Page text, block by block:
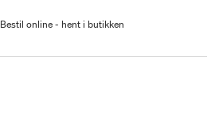
Bestil online - hent i butikken